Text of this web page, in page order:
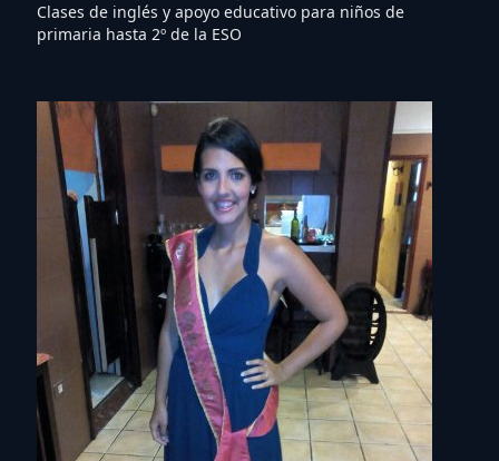
Clases de inglés y apoyo educativo para niños de
primaria hasta 2º de la ESO